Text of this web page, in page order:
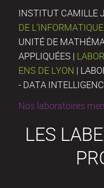
INSTITUT CAMILLE
DE
UNITÉ DE
APPLIQUÉES |
ENS DE LYON |
- DATA
Nos laboratoires
LES